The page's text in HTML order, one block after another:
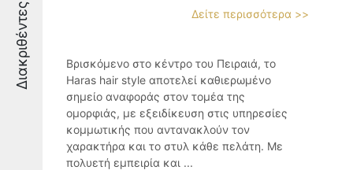
Διακριθέντες Δείτε περισσότερα >>
Βρισκόμενο στο κέντρο του Πειραιά, το
Haras hair style αποτελεί καθιερωμένο
σημείο αναφοράς στον τομέα της
ομορφιάς, με εξειδίκευση στις υπηρεσίες
κομμωτικής που αντανακλούν τον
χαρακτήρα και το στυλ κάθε πελάτη. Με
πολυετή εμπειρία και ...